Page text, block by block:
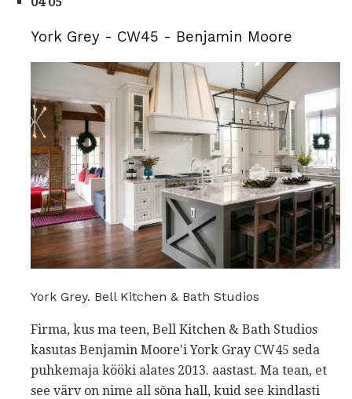
York Grey - CW45 - Benjamin Moore
York Grey. Bell Kitchen & Bath Studios
Firma, kus ma teen, Bell Kitchen & Bath Studios
kasutas Benjamin Moore'i York Gray CW45 seda
puhkemaja kööki alates 2013. aastast. Ma tean, et
see värv on nime all sõna hall, kuid see kindlasti